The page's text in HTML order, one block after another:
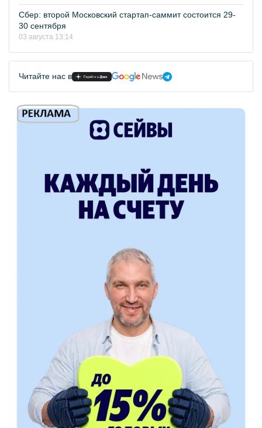
Сбер: второй Московский стартап-саммит состоится 29-
30 сентября
03 августа 13:14
Читайте нас в